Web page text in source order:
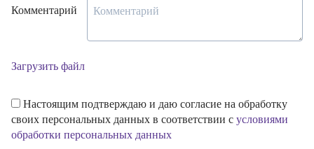
Комментарий
Загрузить файл
Настоящим подтверждаю и даю согласие на обработку
своих персональных данных в соответствии с условиями
обработки персональных данных